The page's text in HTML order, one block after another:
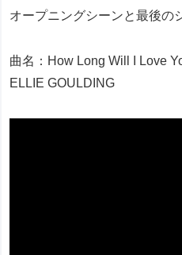
オープニングシーンと最後の
曲名：How Long Will I Love
ELLIE GOULDING